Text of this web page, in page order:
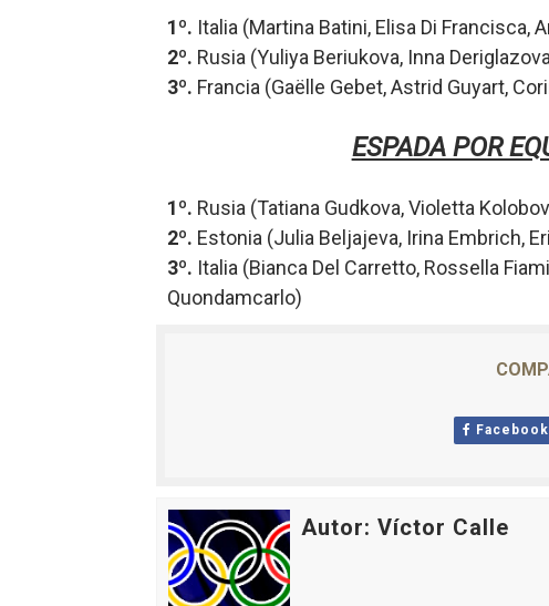
1º. Italia (Martina Batini, Elisa Di Francisca,
2º. Rusia (Yuliya Beriukova, Inna
3º. Francia (Gaëlle Gebet,Astrid Guyart,
ESPADA POR
1º. Rusia (Tatiana Gudkova,Violetta
2º. Estonia (Julia Beljajeva, Irina Embrich,
3º. Italia (Bianca Del Carretto, Rossella
Quondamcarlo)
Facebook
Autor: Víctor Calle